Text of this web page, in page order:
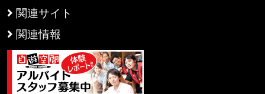
関連サイト
関連情報